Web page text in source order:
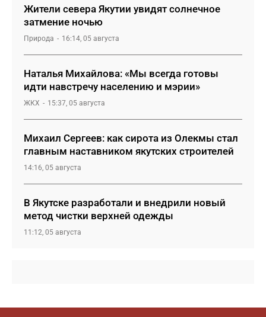
Жители севера Якутии увидят солнечное
затмение ночью
Природа 16:14, 05 августа
Наталья Михайлова: «Мы всегда готовы
идти навстречу населению и мэрии»
ЖКХ 15:37, 05 августа
Михаил Сергеев: как сирота из Олекмы стал
главным наставником якутских строителей
14:16, 05 августа
В Якутске разработали и внедрили новый
метод чистки верхней одежды
11:12, 05 августа